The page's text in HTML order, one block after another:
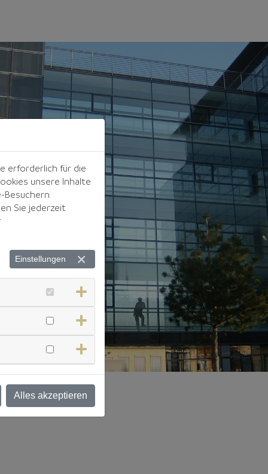
erforderlich für die
unsere Inhalte
Besuchern
Sie jederzeit
Einstellungen
Alles akzeptieren